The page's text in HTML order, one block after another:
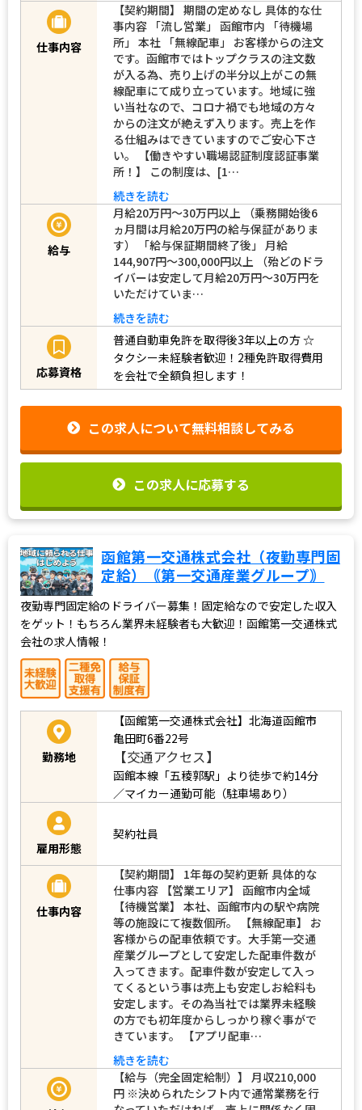
仕事内容
【契約期間】 期間の定めなし 具体的な仕
事内容 「流し営業」 函館市内 「待機場
所」 本社 「無線配車」 お客様からの注文
です。函館市ではトップクラスの注文数
が入る為、売り上げの半分以上がこの無
線配車にて成り立っています。地域に強
い当社なので、コロナ禍でも地域の方々
からの注文が絶えず入ります。売上を作
る仕組みはできていますのでご安心下さ
い。 【働きやすい職場認証制度認証事業
所！】 この制度は、[1…
続きを読む
給与
月給20万円～30万円以上 （乗務開始後6
ヵ月間は月給20万円の給与保証がありま
す） 「給与保証期間終了後」 月給
144,907円～300,000円以上 （殆どのドラ
イバーは安定して月給20万円～30万円を
いただけていま…
続きを読む
応募資格
普通自動車免許を取得後3年以上の方☆
タクシー未経験者歓迎！2種免許取得費用
を会社で全額負担します！
この求人について無料相談してみる
この求人に応募する
函館第一交通株式会社（夜勤専門固
定給）｟第一交通産業グループ｠
夜勤専門固定給のドライバー募集！固定給なので安定した収入
をゲット！もちろん業界未経験者も大歓迎！函館第一交通株式
会社の求人情報！
勤務地
【函館第一交通株式会社】北海道函館市
亀田町6番22号
【交通アクセス】
函館本線「五稜郭駅」より徒歩で約14分
／マイカー通勤可能（駐車場あり）
雇用形態
契約社員
仕事内容
【契約期間】 1年毎の契約更新 具体的な
仕事内容 【営業エリア】 函館市内全域
【待機営業】 本社、函館市内の駅や病院
等の施設にて複数個所。 【無線配車】 お
客様からの配車依頼です。大手第一交通
産業グループとして安定した配車件数が
入ってきます。配車件数が安定して入っ
てくるという事は売上も安定しお給料も
安定します。その為当社では業界未経験
の方でも初年度からしっかり稼ぐ事がで
きています。 【アプリ配車…
続きを読む
【給与（完全固定給制）】 月収210,000
円 ※決められたシフト内で通常業務を行